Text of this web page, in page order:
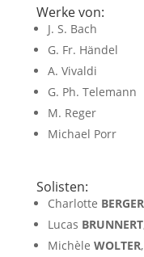
Werke von:
J. S. Bach
G. Fr. Händel
A. Vivaldi
G. Ph. Telemann
M. Reger
Michael Porr
Solisten:
Charlotte BERGER
Lucas BRUNNERT
Michèle WOLTER